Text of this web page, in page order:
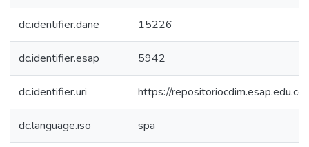
dc.identifier.dane 15226
dc.identifier.esap 5942
dc.identifier.uri https://
dc.language.iso spa